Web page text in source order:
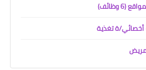
(6 وظائف)
أخصائي/ة تغذية